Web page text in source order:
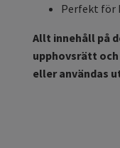
Perfekt för
Allt innehåll på
upphovsrätt
eller användas